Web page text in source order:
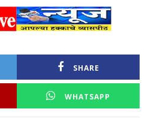
SHARE
WHATSAPP